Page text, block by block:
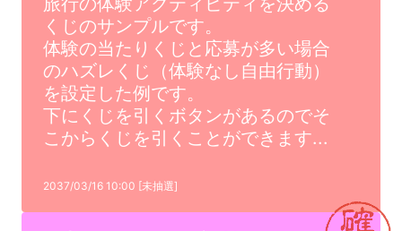
くじのサンプルです。
体験の当たりくじと応募が多い場合
のハズレくじ（体験なし自由行動）
を設定した例です。
下にくじを引くボタンがあるのでそ
こからくじを引くことができます...
2037/03/16 10:00 [未抽選]